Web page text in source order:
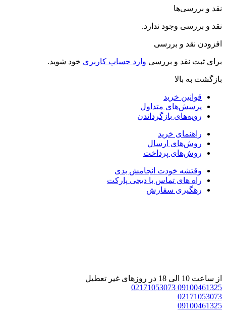
نقد و بررسی‌ها
نقد و بررسی وجود ندارد.
افزودن نقد و بررسی
برای ثبت نقد و بررسی وارد حساب کاربری خود شوید.
بازگشت به بالا
قوانین خرید
پرسش‌های متداول
رویه‌های بازگرداندن
راهنمای خرید
روش‌های ارسال
روش‌های پرداخت
وقتشه خودت انجامش بدی
راه های تماس با دیجی پارکت
رهگیری سفارش
از ساعت 10 الی 18 در روزهای غیر تعطیل
09100461325
02171053073
02171053073
09100461325